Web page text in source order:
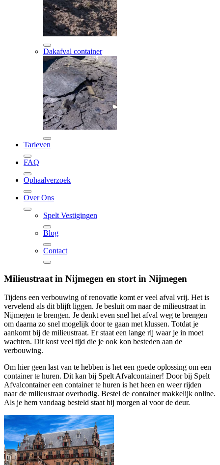
Dakafval container
Tarieven
FAQ
Ophaalverzoek
Over Ons
Spelt Vestigingen
Blog
Contact
Milieustraat in Nijmegen en stort in Nijmegen
Tijdens een verbouwing of renovatie komt er veel afval vrij. Het is
vervelend als dit blijft liggen. Je besluit om naar de milieustraat in
Nijmegen te brengen. Je denkt even snel het afval weg te brengen
om daarna zo snel mogelijk door te gaan met klussen. Totdat je
aankomt bij de milieustraat. Er staat een lange rij waar je in moet
wachten. Dit kost veel tijd die je ook kon besteden aan de
verbouwing.
Om hier geen last van te hebben is het een goede oplossing om een
container te huren. Dit kan bij Spelt Afvalcontainer! Door bij Spelt
Afvalcontainer een container te huren is het heen en weer rijden
naar de milieustraat overbodig. Bestel de container makkelijk online.
Als je hem vandaag besteld staat hij morgen al voor de deur.